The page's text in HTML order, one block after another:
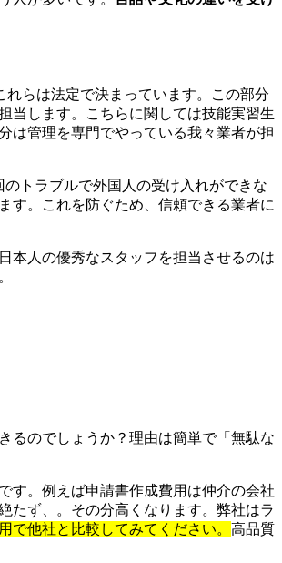
らは法定で決まっています。この部分
当します。こちらに関しては技能実習生
は管理を専門でやっている我々業者が担
トラブルで外国人の受け入れができな
す。これを防ぐため、信頼できる業者に
本人の優秀なスタッフを担当させるのは
るのでしょうか？理由は簡単で「無駄な
す。例えば申請書作成費用は仲介の会社
たず、。その分高くなります。弊社はラ
で他社と比較してみてください。 高品質